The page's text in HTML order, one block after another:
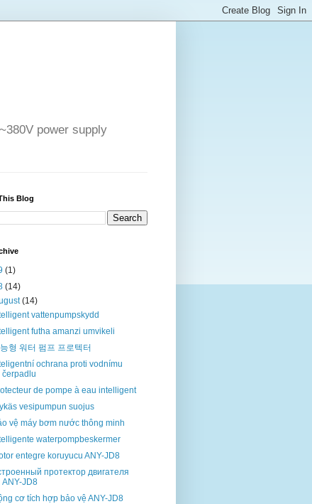
power supply
Blog
(1)
(14)
(14)
vattenpumpskydd
futha amanzi umvikeli
형 워터 펌프 프로텍터
ochrana proti vodnímu
čerpadlu
de pompe à eau intelligent
vesipumpun suojus
vệ máy bơm nước thông minh
waterpompbeskermer
entegre koruyucu ANY-JD8
протектор двигателя
ANY-JD8
cơ tích hợp bảo vệ ANY-JD8